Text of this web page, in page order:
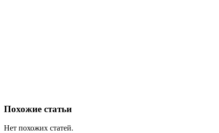
Похожие статьи
Нет похожих статей.